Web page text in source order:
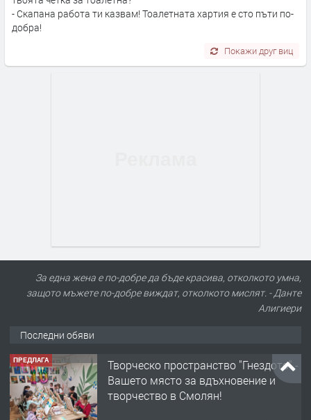
- Скапана работа ти казвам! Тоалетната хартия е сто пъти по-
добра!
Покажи друг виц
За една жена е по-добре да бъде красива, отколкото умна,
защото мъжете по-добре виждат, отколкото мислят. - Данте
Алигиери
Последни обяви
ПРЕДЛАГА
Творческо пространство "Гнездото" -
Вашето място за вдъхновение и
творчество в Смолян!